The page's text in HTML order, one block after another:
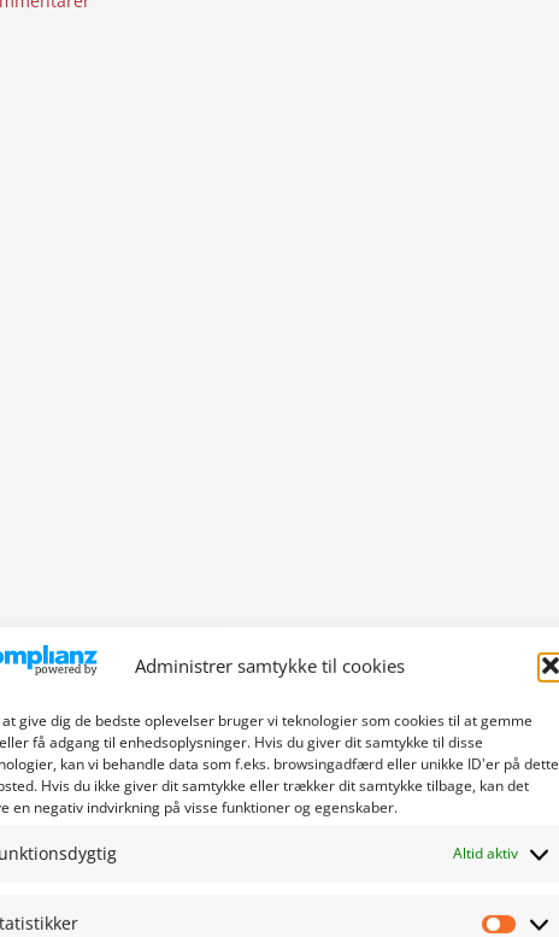
Administrer samtykke til cookies
at give dig de bedste oplevelser bruger vi teknologier som cookies til at gemme
få adgang til enhedsoplysninger. Hvis du giver dit samtykke til disse
kan vi behandle data som f.eks. browsingadfærd eller unikke ID'er på dette
Hvis du ikke giver dit samtykke eller trækker dit samtykke tilbage, kan det
en negativ indvirkning på visse funktioner og egenskaber.
Altid aktiv